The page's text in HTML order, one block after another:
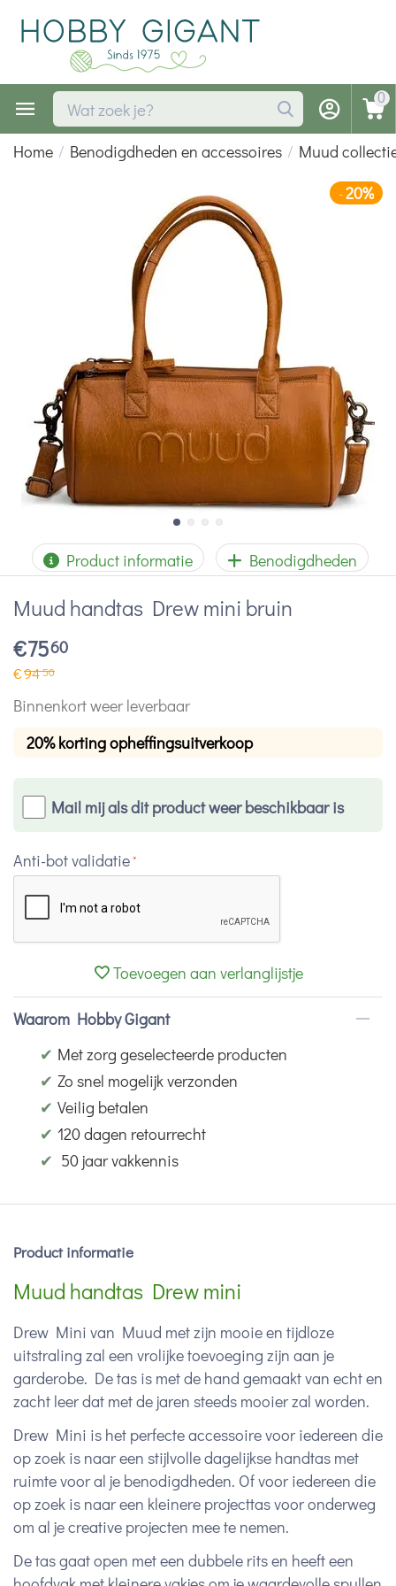
0
Home / Benodigdheden en accessoires / Muud
-20%
Product informatie Benodigdheden
Muud handtas Drew mini bruin
€7560
€9450
Binnenkort weer leverbaar
20% korting opheffingsuitverkoop
Mail mij als dit product weer beschikbaar is
Anti-bot validatie
Toevoegen aan verlanglijstje
Waarom Hobby Gigant
✔ Met zorg geselecteerde producten
✔ Zo snel mogelijk verzonden
✔ Veilig betalen
✔ 120 dagen retourrecht
✔ 50 jaar vakkennis
Product informatie
Muud handtas Drew mini
Drew Mini van Muud met zijn mooie en tijdloze
uitstraling zal een vrolijke toevoeging zijn aan je
garderobe. De tas is met de hand gemaakt van echt en
zacht leer dat met de jaren steeds mooier zal worden.
Drew Mini is het perfecte accessoire voor iedereen die
op zoek is naar een stijlvolle dagelijkse handtas met
ruimte voor al je benodigdheden. Of voor iedereen die
op zoek is naar een kleinere projecttas voor onderweg
om al je creative projecten mee te nemen.
De tas gaat open met een dubbele rits en heeft een